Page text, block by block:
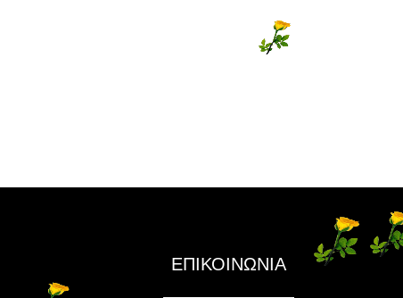
ΕΠΙΚΟΙΝΩΝΙΑ